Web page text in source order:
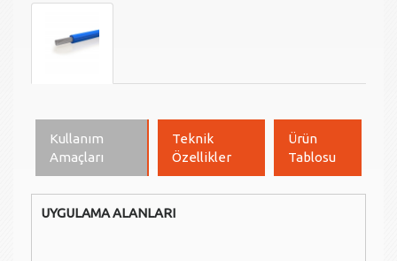
Kullanım
Amaçları
Teknik
Özellikler
Ürün
Tablosu
UYGULAMA ALANLARI